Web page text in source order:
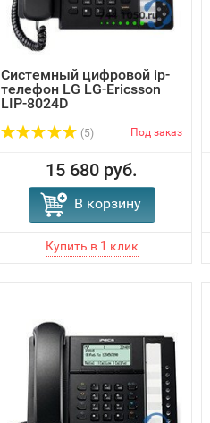
Системный цифровой ip-
телефон LG LG-Ericsson
LIP-8024D
(5) Под заказ
15 680 руб.
В корзину